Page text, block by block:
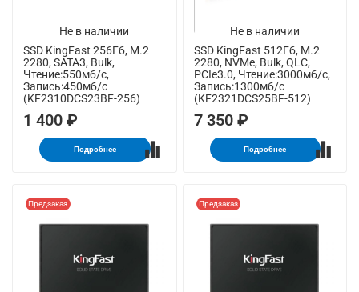
Не в наличии
SSD KingFast 256Гб, M.2
2280, SATA3, Bulk,
Чтение:550мб/с,
Запись:450мб/с
(KF2310DCS23BF-256)
1 400 ₽
Подробнее
Не в наличии
SSD KingFast 512Гб, M.2
2280, NVMe, Bulk, QLC,
PCIe3.0, Чтение:3000мб/с,
Запись:1300мб/с
(KF2321DCS25BF-512)
7 350 ₽
Подробнее
Предзаказ Предзаказ